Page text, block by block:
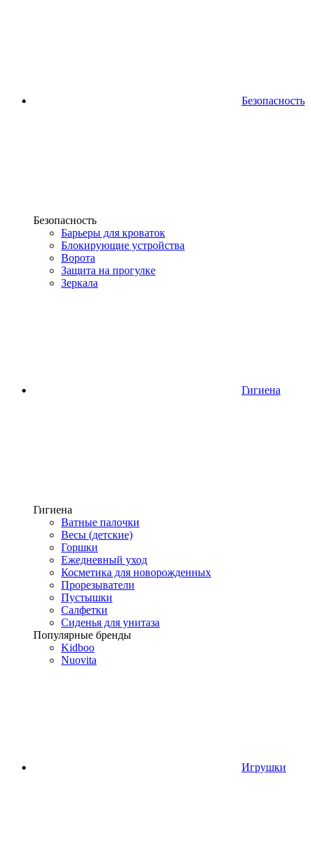
Безопасность
Безопасность
Барьеры для кроваток
Блокирующие устройства
Ворота
Защита на прогулке
Зеркала
Гигиена
Гигиена
Ватные палочки
Весы (детские)
Горшки
Ежедневный уход
Косметика для новорожденных
Прорезыватели
Пустышки
Салфетки
Сиденья для унитаза
Популярные бренды
Kidboo
Nuovita
Игрушки